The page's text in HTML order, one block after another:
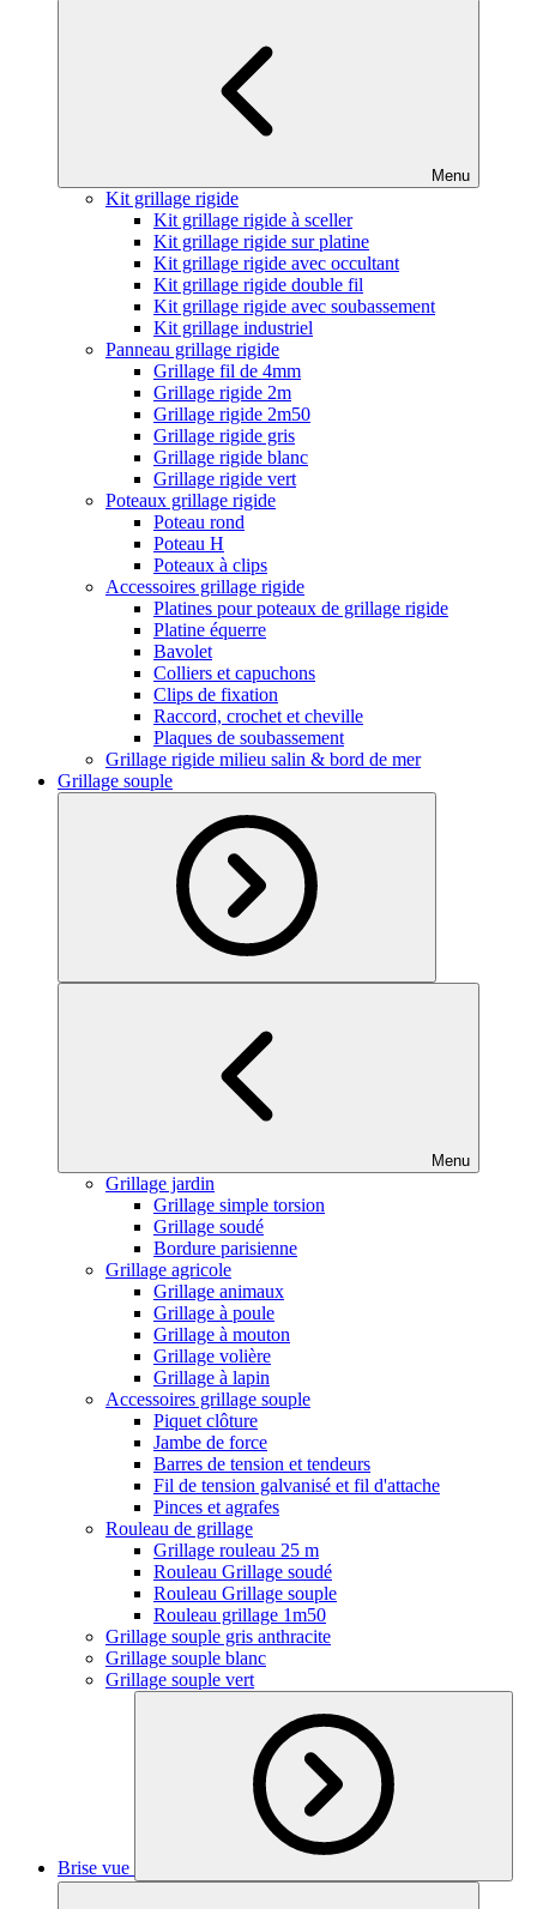
Menu
Kit grillage rigide
Kit grillage rigide à sceller
Kit grillage rigide sur platine
Kit grillage rigide avec occultant
Kit grillage rigide double fil
Kit grillage rigide avec soubassement
Kit grillage industriel
Panneau grillage rigide
Grillage fil de 4mm
Grillage rigide 2m
Grillage rigide 2m50
Grillage rigide gris
Grillage rigide blanc
Grillage rigide vert
Poteaux grillage rigide
Poteau rond
Poteau H
Poteaux à clips
Accessoires grillage rigide
Platines pour poteaux de grillage rigide
Platine équerre
Bavolet
Colliers et capuchons
Clips de fixation
Raccord, crochet et cheville
Plaques de soubassement
Grillage rigide milieu salin & bord de mer
Grillage souple
Menu
Grillage jardin
Grillage simple torsion
Grillage soudé
Bordure parisienne
Grillage agricole
Grillage animaux
Grillage à poule
Grillage à mouton
Grillage volière
Grillage à lapin
Accessoires grillage souple
Piquet clôture
Jambe de force
Barres de tension et tendeurs
Fil de tension galvanisé et fil d'attache
Pinces et agrafes
Rouleau de grillage
Grillage rouleau 25 m
Rouleau Grillage soudé
Rouleau Grillage souple
Rouleau grillage 1m50
Grillage souple gris anthracite
Grillage souple blanc
Grillage souple vert
Brise vue